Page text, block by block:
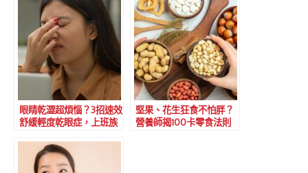
眼睛乾澀超煩惱？3招速效
舒緩輕度乾眼症，上班族
堅果、花生狂食不怕胖？
營養師揭100卡零食法則